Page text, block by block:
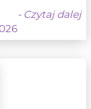
- Czytaj dalej